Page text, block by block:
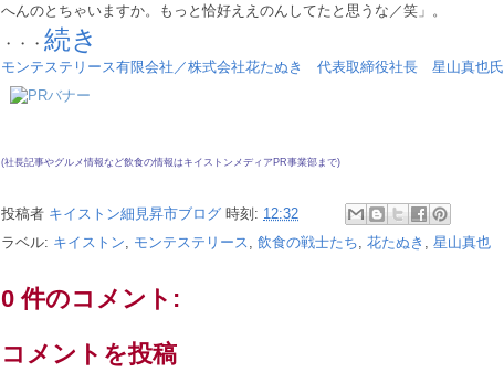
へんのとちゃいますか。もっと恰好ええのんしてたと思うな／笑」。
・・・ 続き
モンテステリース有限会社／株式会社花たぬき 代表取締役社長 星山真也氏
(社長記事やグルメ情報など飲食の情報は キイストンメディアPR事業部 まで)
投稿者 キイストン細見昇市ブログ 時刻: 12:32
ラベル: キイストン, モンテステリース, 飲食の戦士たち, 花たぬき , 星山真也
0 件のコメント:
コメントを投稿